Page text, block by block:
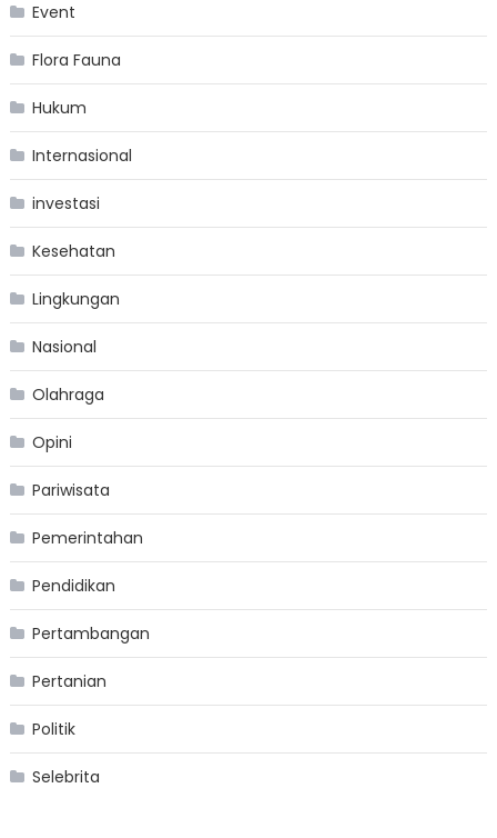
Event
Flora Fauna
Hukum
Internasional
investasi
Kesehatan
Lingkungan
Nasional
Olahraga
Opini
Pariwisata
Pemerintahan
Pendidikan
Pertambangan
Pertanian
Politik
Selebrita